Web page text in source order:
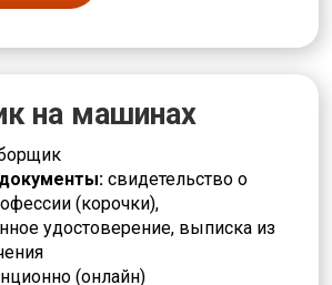
хозяйство
на машинах
свидетельство о
(корочки),
удостоверение, выписка из
(онлайн)